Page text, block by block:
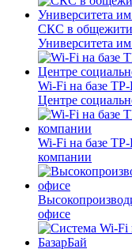
СКС в
Университета
Wi-Fi на базе
Центре
Wi-Fi на базе
компании
офисе